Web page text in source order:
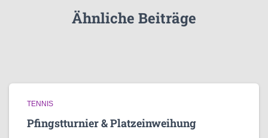
Ähnliche Beiträge
TENNIS
Pfingstturnier & Platzeinweihung